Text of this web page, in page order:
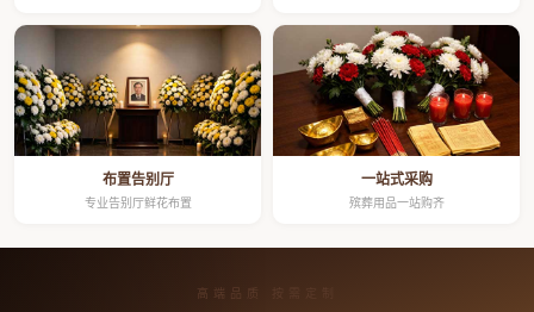
布置告别厅
专业告别厅鲜花布置
一站式采购
殡葬用品一站购齐
高端品质 按需定制